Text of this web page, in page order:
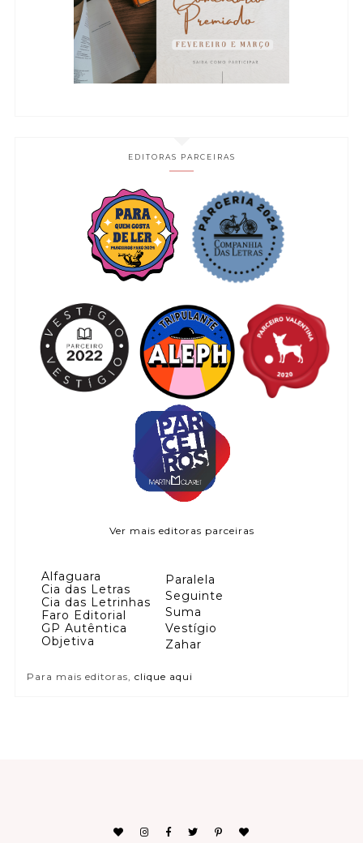
EDITORAS PARCEIRAS
Ver mais editoras parceiras
Alfaguara
Cia das Letras
Cia das Letrinhas
Faro Editorial
GP Autêntica
Objetiva
Paralela
Seguinte
Suma
Vestígio
Zahar
Para mais editoras, clique aqui